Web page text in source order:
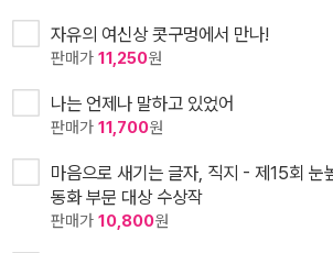
자유의 여신상 콧구멍에서 만나!
판매가 11,250원
나는 언제나 말하고 있었어
판매가 11,700원
마음으로 새기는 글자, 직지 - 제15회 눈
동화 부문 대상 수상작
판매가 10,800원